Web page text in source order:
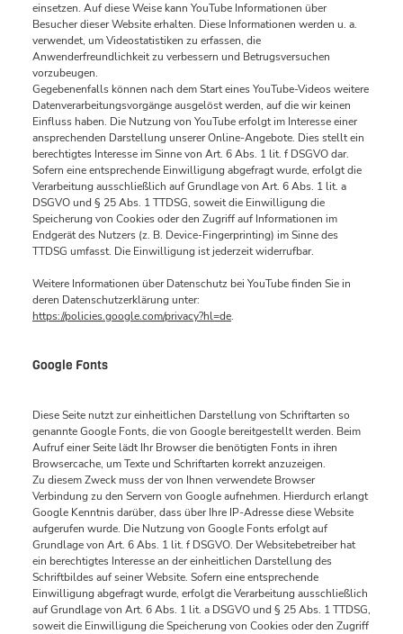
einsetzen. Auf diese Weise kann YouTube Informationen über
Besucher dieser Website erhalten. Diese Informationen werden u. a.
verwendet, um Videostatistiken zu erfassen, die
Anwenderfreundlichkeit zu verbessern und Betrugsversuchen
vorzubeugen.
Gegebenenfalls können nach dem Start eines YouTube-Videos weitere
Datenverarbeitungsvorgänge ausgelöst werden, auf die wir keinen
Einfluss haben. Die Nutzung von YouTube erfolgt im Interesse einer
ansprechenden Darstellung unserer Online-Angebote. Dies stellt ein
berechtigtes Interesse im Sinne von Art. 6 Abs. 1 lit. f DSGVO dar.
Sofern eine entsprechende Einwilligung abgefragt wurde, erfolgt die
Verarbeitung ausschließlich auf Grundlage von Art. 6 Abs. 1 lit. a
DSGVO und § 25 Abs. 1 TTDSG, soweit die Einwilligung die
Speicherung von Cookies oder den Zugriff auf Informationen im
Endgerät des Nutzers (z. B. Device-Fingerprinting) im Sinne des
TTDSG umfasst. Die Einwilligung ist jederzeit widerrufbar.
Weitere Informationen über Datenschutz bei YouTube finden Sie in
deren Datenschutzerklärung unter:
https://policies.google.com/privacy?hl=de.
Google Fonts
Diese Seite nutzt zur einheitlichen Darstellung von Schriftarten so
genannte Google Fonts, die von Google bereitgestellt werden. Beim
Aufruf einer Seite lädt Ihr Browser die benötigten Fonts in ihren
Browsercache, um Texte und Schriftarten korrekt anzuzeigen.
Zu diesem Zweck muss der von Ihnen verwendete Browser
Verbindung zu den Servern von Google aufnehmen. Hierdurch erlangt
Google Kenntnis darüber, dass über Ihre IP-Adresse diese Website
aufgerufen wurde. Die Nutzung von Google Fonts erfolgt auf
Grundlage von Art. 6 Abs. 1 lit. f DSGVO. Der Websitebetreiber hat
ein berechtigtes Interesse an der einheitlichen Darstellung des
Schriftbildes auf seiner Website. Sofern eine entsprechende
Einwilligung abgefragt wurde, erfolgt die Verarbeitung ausschließlich
auf Grundlage von Art. 6 Abs. 1 lit. a DSGVO und § 25 Abs. 1 TTDSG,
soweit die Einwilligung die Speicherung von Cookies oder den Zugriff